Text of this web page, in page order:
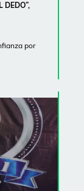
DEDO”,
por